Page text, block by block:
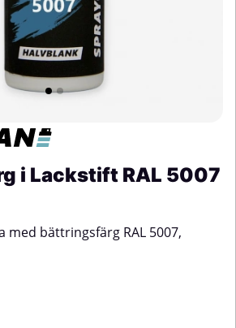
i Lackstift RAL 5007
med bättringsfärg RAL 5007,